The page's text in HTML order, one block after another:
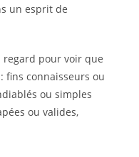
un esprit de
pour voir que
fins connaisseurs ou
ou simples
ou valides,